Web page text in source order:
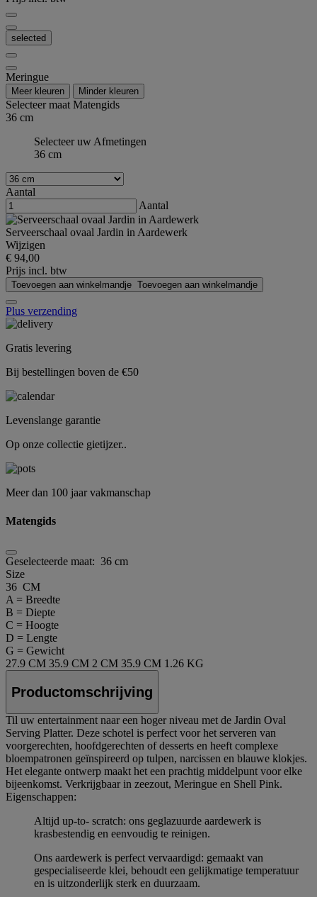
selected
Meringue
Meer kleuren Minder kleuren
Selecteer maatMatengids
36 cm
Selecteer uw Afmetingen
36 cm
Aantal
Aantal
Serveerschaal ovaal Jardin in Aardewerk
Wijzigen
€ 94,00
Prijs incl. btw
Toevoegen aan winkelmandje Toevoegen aan winkelmandje
Plus verzending
Gratis levering
Bij bestellingen boven de €50
Levenslange garantie
Op onze collectie gietijzer..
Meer dan 100 jaar vakmanschap
Matengids
Geselecteerde maat: 36 cm
Size
36 CM
A = Breedte
B = Diepte
C = Hoogte
D = Lengte
G = Gewicht
27.9 CM 35.9 CM 2 CM 35.9 CM 1.26 KG
Productomschrijving
Til uw entertainment naar een hoger niveau met de Jardin Oval
Serving Platter. Deze schotel is perfect voor het serveren van
voorgerechten, hoofdgerechten of desserts en heeft complexe
bloempatronen geïnspireerd op tulpen, narcissen en blauwe klokjes.
Het elegante ontwerp maakt het een prachtig middelpunt voor elke
bijeenkomst. Verkrijgbaar in zeezout, Meringue en Shell Pink.
Eigenschappen:
Altijd up-to- scratch: ons geglazuurde aardewerk is
krasbestendig en eenvoudig te reinigen.
Ons aardewerk is perfect vervaardigd: gemaakt van
gespecialiseerde klei, behoudt een gelijkmatige temperatuur
en is uitzonderlijk sterk en duurzaam.